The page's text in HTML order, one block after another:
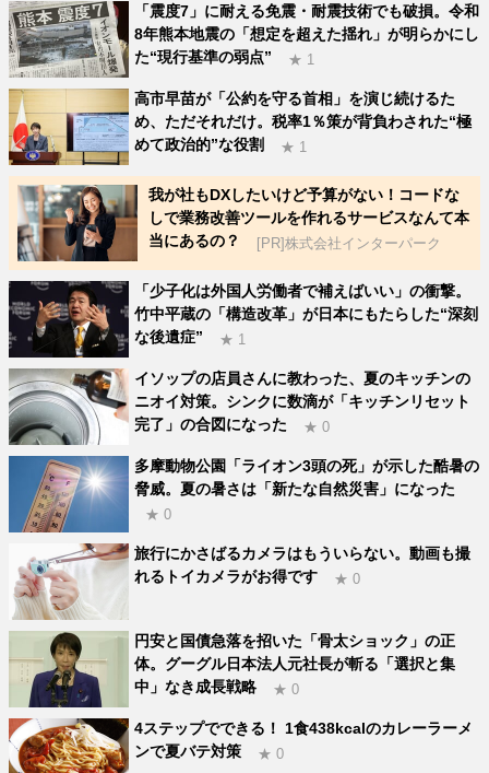
「震度7」に耐える免震・耐震技術でも破損。令和
8年熊本地震の「想定を超えた揺れ」が明らかにし
た“現行基準の弱点”
★ 1
高市早苗が「公約を守る首相」を演じ続けるた
め、ただそれだけ。税率1％策が背負わされた“極
めて政治的”な役割
★ 1
我が社もDXしたいけど予算がない！コードな
しで業務改善ツールを作れるサービスなんて本
当にあるの？
[PR]株式会社インターパーク
「少子化は外国人労働者で補えばいい」の衝撃。
竹中平蔵の「構造改革」が日本にもたらした“深刻
な後遺症”
★ 1
イソップの店員さんに教わった、夏のキッチンの
ニオイ対策。シンクに数滴が「キッチンリセット
完了」の合図になった
★ 0
多摩動物公園「ライオン3頭の死」が示した酷暑の
脅威。夏の暑さは「新たな自然災害」になった
★ 0
旅行にかさばるカメラはもういらない。動画も撮
れるトイカメラがお得です
★ 0
円安と国債急落を招いた「骨太ショック」の正
体。グーグル日本法人元社長が斬る「選択と集
中」なき成長戦略
★ 0
4ステップでできる！ 1食438kcalのカレーラーメ
ンで夏バテ対策
★ 0